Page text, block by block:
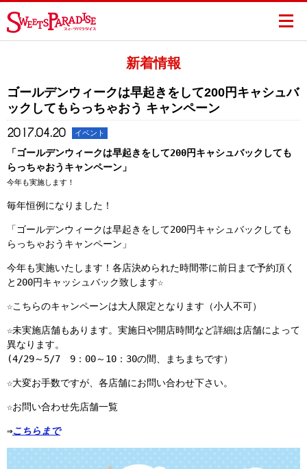
新着情報
ゴールデンウィークは早起きをして200円キャシュバ
ックしてもらっちゃおう キャンペーン
2017.04.20 イベント
「ゴールデンウィークは早起きをして200円キャシュバックしても
らっちゃおうキャンペーン」
今年も実施します！
毎年恒例になりました！
「ゴールデンウィークは早起きをして200円キャシュバックしても
らっちゃおうキャンペーン」
今年も実施いたします！各店決められた時間帯に前日まで予約頂く
と200円キャッシュバック致します☆
☆こちらのキャンペーンは大人限定となります（小人不可）
☆未実施店舗もあります。実施日や開店時間など詳細は店舗によって
異なります。
(4/29～5/7 9：00～10：30の間、まちまちです）
☆大変お手数ですが、各店舗にお問い合わせ下さい。
☆お問い合わせ先店舗一覧
⇒こちらまで